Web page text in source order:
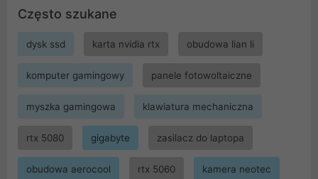
Często szukane
dysk ssd karta nvidia rtx obudowa lian li
komputer gamingowy panele fotowoltaiczne
myszka gamingowa klawiatura mechaniczna
rtx 5080 gigabyte zasilacz do laptopa
obudowa aerocool rtx 5060 kamera neotec